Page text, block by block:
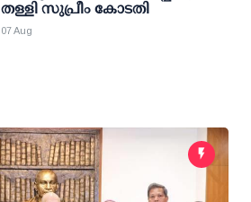
തള്ളി സുപ്രീം കോടതി
07 Aug